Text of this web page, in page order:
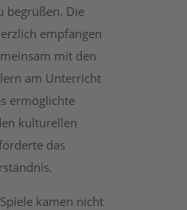
begrüßen. Die
empfangen
mit den
am Unterricht
ermöglichte
kulturellen
das
kamen nicht